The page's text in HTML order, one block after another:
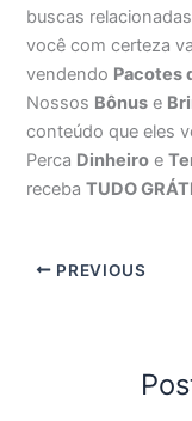
buscas
você com certeza
vendendo Pacotes
Nossos Bônus e
conteúdo que eles
Perca Dinheiro e
recebaTUDO
PREVIOUS